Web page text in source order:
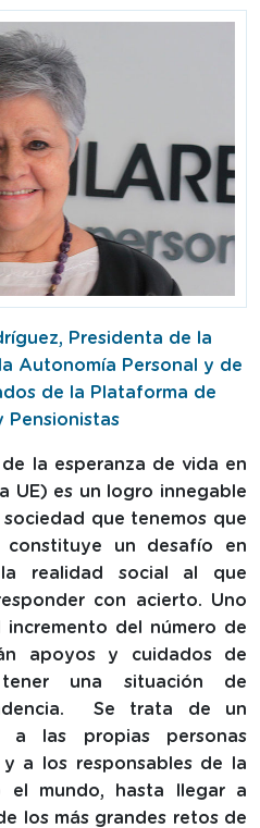
Presidenta de la
Autonomía Personal y de
de la Plataforma de
Pensionistas
la esperanza de vida en
UE) es un logro innegable
que tenemos que
constituye un desafío en
realidad social al que
con acierto. Uno
del número de
apoyos y cuidados de
una situación de
Se trata de un
a las propias personas
a los responsables de la
mundo, hasta llegar a
los más grandes retos de